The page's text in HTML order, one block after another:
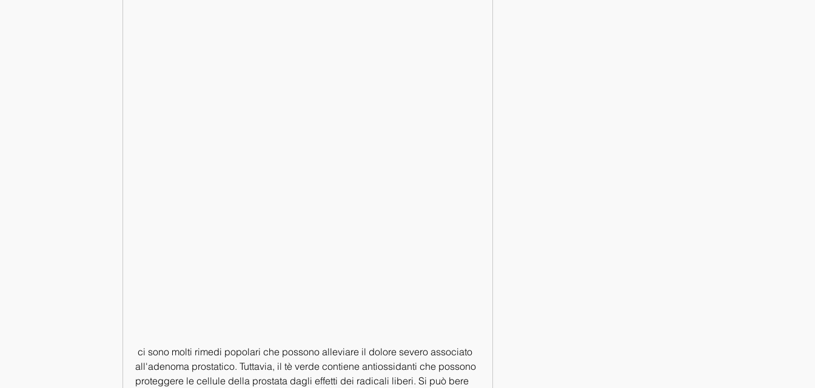
all'adenoma prostatico. Tuttavia, il tè verde contiene antiossidanti che possono
proteggere le cellule della prostata dagli effetti dei radicali liberi. Si può bere